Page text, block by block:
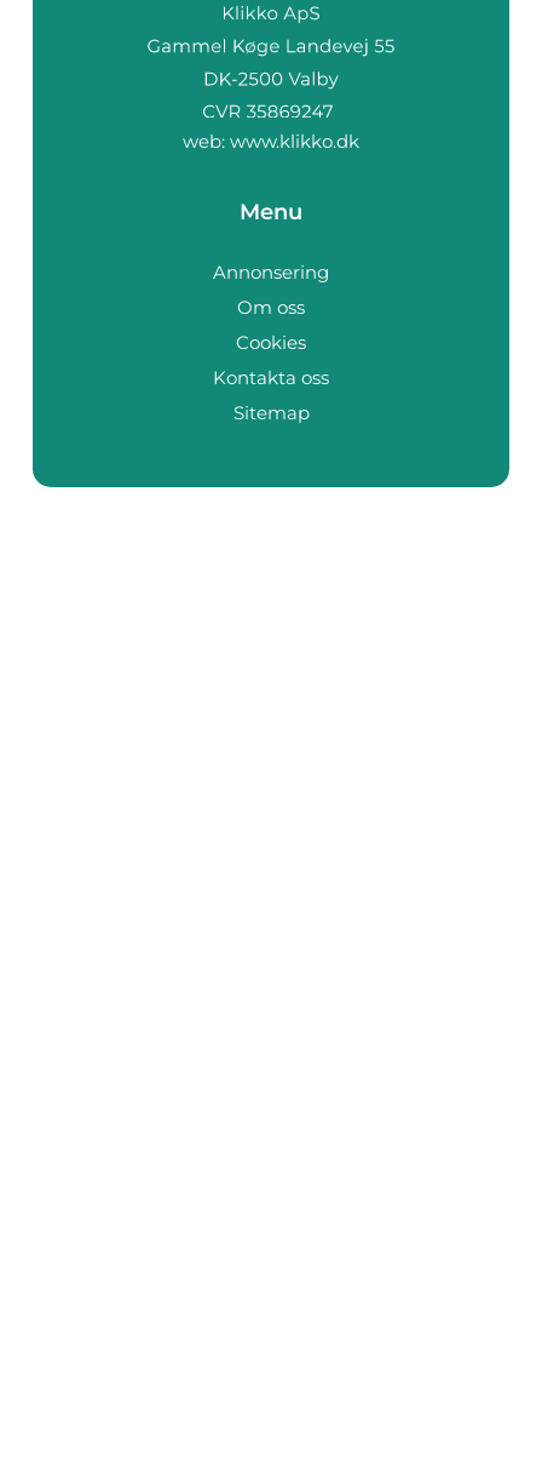
web: www.klikko.dk
Menu
Annonsering
Om oss
Cookies
Kontakta oss
Sitemap